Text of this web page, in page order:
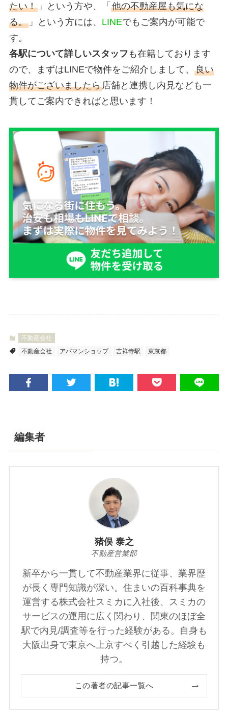
たい！」という方や、「 他の不動産屋も気にな
る。」という方には、 LINEでもご案内が可能で
す。
各駅について詳しいスタッフ も在籍しております
ので、まずはLINEで物件をご紹介しまして、 良い
物件がございましたら店舗と連携し内見なども一
貫してご案内できればと思います！
不動産会社
不動産会社
アパマンショップ 吉祥寺駅 東京都
編集者
猪俣 泰之
不動産営業部
新卒から一貫して不動産業界に従事、業界歴
が長く専門知識が深い。住まいの百科事典を
運営する株式会社スミカに入社後、スミカの
サービスの運用に広く関わり、関東のほぼ全
駅で内見/調査等を行った経験がある。自身も
大阪出身で東京へ上京すべく引越した経験も
持つ。
この著者の記事一覧へ